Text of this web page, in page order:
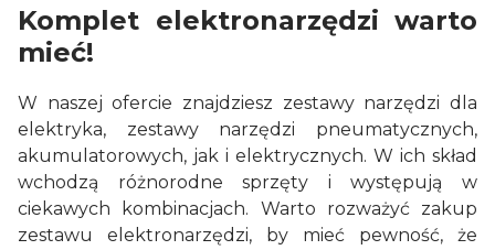
Komplet elektronarzędzi warto
mieć!
W naszej ofercie znajdziesz zestawy narzędzi dla
elektryka, zestawy narzędzi pneumatycznych,
akumulatorowych, jak i elektrycznych. W ich skład
wchodzą różnorodne sprzęty i występują w
ciekawych kombinacjach. Warto rozważyć zakup
zestawu elektronarzędzi, by mieć pewność, że